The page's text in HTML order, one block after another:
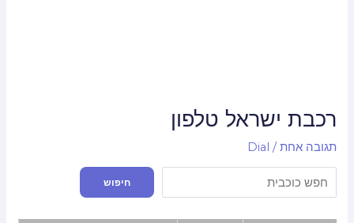
רכבת ישראל טלפון
תגובה אחת /
Dial
חיפוש חיפוש